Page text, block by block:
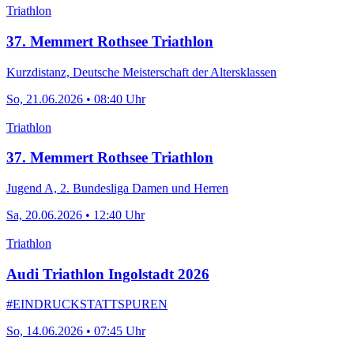
Triathlon
37. Memmert Rothsee Triathlon
Kurzdistanz, Deutsche Meisterschaft der Altersklassen
So, 21.06.2026 • 08:40 Uhr
Triathlon
37. Memmert Rothsee Triathlon
Jugend A, 2. Bundesliga Damen und Herren
Sa, 20.06.2026 • 12:40 Uhr
Triathlon
Audi Triathlon Ingolstadt 2026
#EINDRUCKSTATTSPUREN
So, 14.06.2026 • 07:45 Uhr